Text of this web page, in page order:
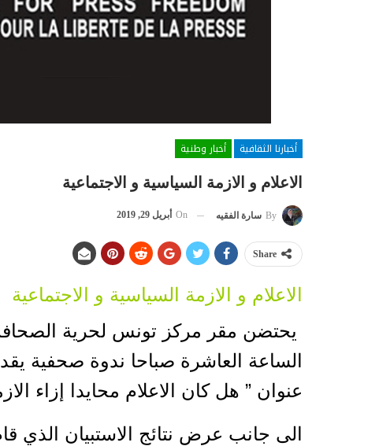
أخبارنا الثقافية
أخبار وطنية
الاعلام و الازمة السياسية و الاجتماعية
By سارة الفقيه On أبريل 29, 2019
Share
الاعلام و الازمة السياسية و الاجتماعية
الساعة العاشرة صباحا ندوة صحفية
عنوان ” هل كان الاعلام محايدا إزاء
الى جانب عرض نتائج الاستبيان الذي